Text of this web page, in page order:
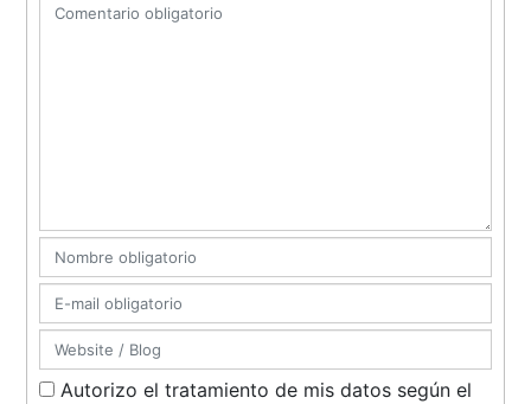
Autorizo el tratamiento de mis datos según el